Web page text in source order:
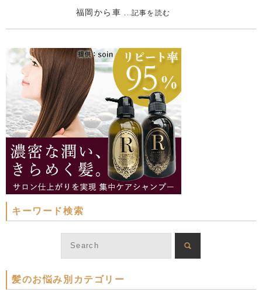
福岡から車 ...記事を読む
キーワード検索
髪のお悩み別カテゴリー